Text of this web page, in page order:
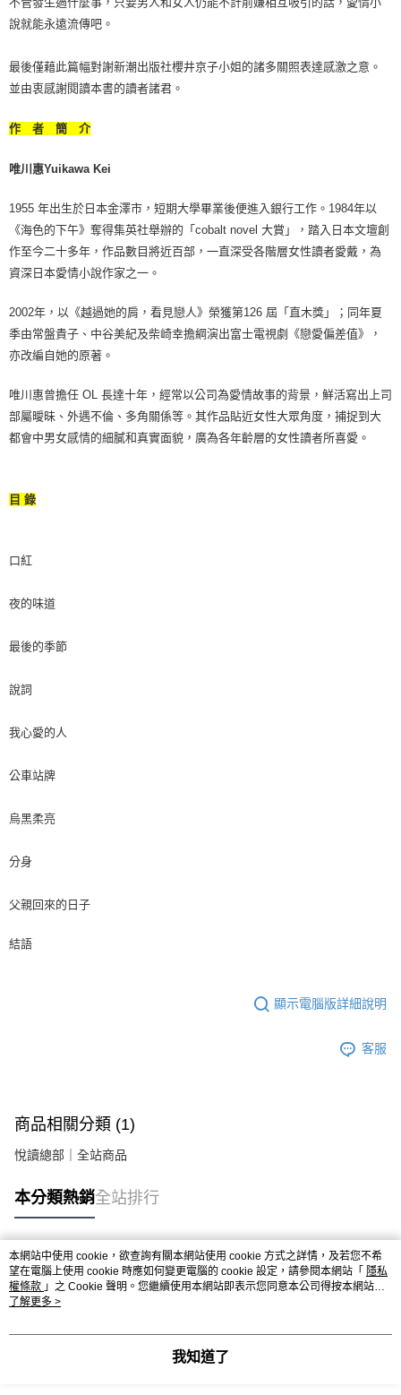
說就能永遠流傳吧。
最後僅藉此篇幅對謝新潮出版社櫻井京子小姐的諸多關照表達感激之意。
並由衷感謝閱讀本書的讀者諸君。
作 者 簡 介
唯川惠Yuikawa Kei
1955 年出生於日本金澤市，短期大學畢業後便進入銀行工作。1984年以
《海色的下午》奪得集英社舉辦的「cobalt novel 大賞」，踏入日本文壇創
作至今二十多年，作品數目將近百部，一直深受各階層女性讀者愛戴，為
資深日本愛情小說作家之一。
2002年，以《越過她的肩，看見戀人》榮獲第126 屆「直木獎」；同年夏
季由常盤貴子、中谷美紀及柴崎幸擔綱演出富士電視劇《戀愛偏差值》，
亦改編自她的原著。
唯川惠曾擔任 OL 長達十年，經常以公司為愛情故事的背景，鮮活寫出上司
部屬曖昧、外遇不倫、多角關係等。其作品貼近女性大眾角度，捕捉到大
都會中男女感情的細膩和真實面貌，廣為各年齡層的女性讀者所喜愛。
目 錄
口紅
夜的味道
最後的季節
說詞
我心愛的人
公車站牌
烏黑柔亮
分身
父親回來的日子
結語
顯示電腦版詳細說明
客服
商品相關分類 (1)
悅讀總部｜全站商品
本分類熱銷全站排行
熱門標籤
本網站中使用 cookie，欲查詢有關本網站使用 cookie 方式之詳情，及若您不希
望在電腦上使用 cookie 時應如何變更電腦的 cookie 設定，請參閱本網站「 隱私
權條款 」之 Cookie 聲明。您繼續使用本網站即表示您同意本公司得按本網站使
用條款之 Cookie 聲明使用 cookie。
了解更多 >
我知道了